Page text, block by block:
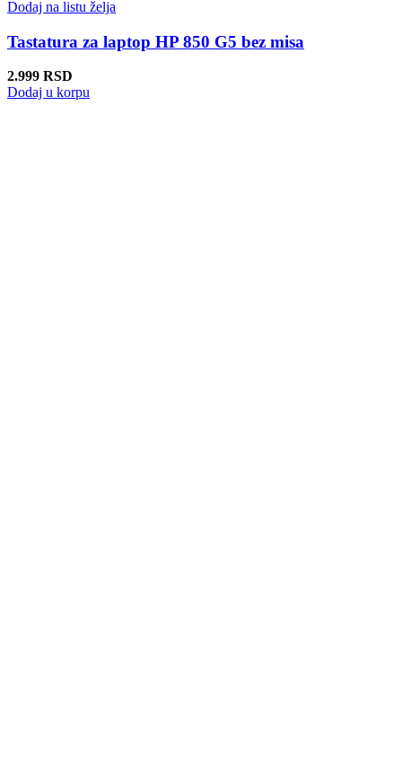
Dodaj na listu želja
Tastatura za laptop HP 850 G5 bez misa
2.999 RSD
Dodaj u korpu